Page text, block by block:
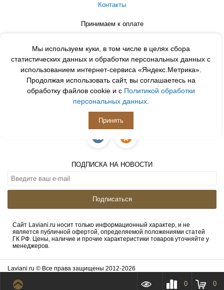
Мы используем куки, в том числе в целях сбора
статистических данных и обработки персональных данных с
использованием интернет-сервиса «Яндекс.Метрика».
Продолжая использовать сайт, вы соглашаетесь на
обработку файлов cookie и с Политикой обработки
персональных данных.
Принять
Контакты
Принимаем к оплате
ПОДПИСЫВАЙСЯ
ПОДПИСКА НА НОВОСТИ
Подписаться
Сайт Laviani.ru носит только информационный характер, и не
является публичной офертой, определяемой положениями статей
ГК РФ. Цены, наличие и прочие характеристики товаров уточняйте у
менеджеров.
Laviani.ru © Все права защищены 2012-2026
0 0